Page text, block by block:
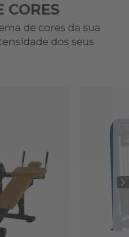
CORES
de cores da sua
dos seus